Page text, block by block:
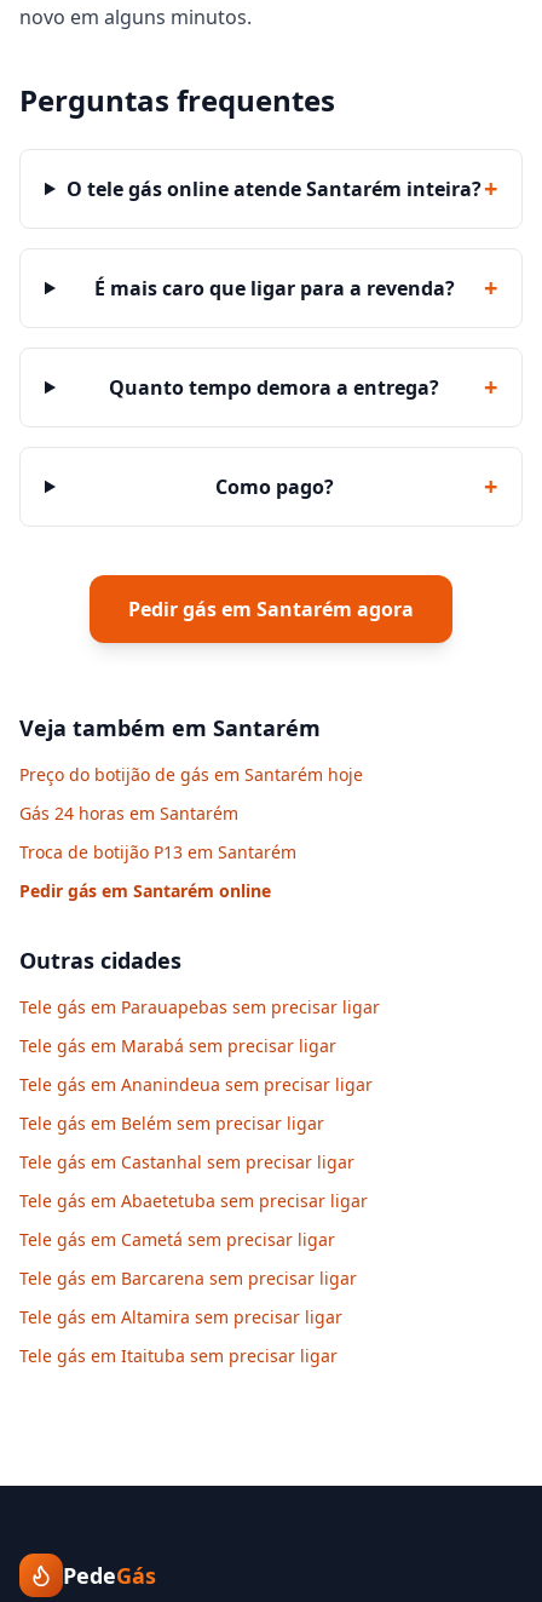
novo em alguns minutos.
Perguntas frequentes
O tele gás online atende Santarém inteira?+
É mais caro que ligar para a revenda? +
Quanto tempo demora a entrega? +
Como pago? +
Pedir gás em Santarém agora
Veja também em Santarém
Preço do botijão de gás em Santarém hoje
Gás 24 horas em Santarém
Troca de botijão P13 em Santarém
Pedir gás em Santarém online
Outras cidades
Tele gás em Parauapebas sem precisar ligar
Tele gás em Marabá sem precisar ligar
Tele gás em Ananindeua sem precisar ligar
Tele gás em Belém sem precisar ligar
Tele gás em Castanhal sem precisar ligar
Tele gás em Abaetetuba sem precisar ligar
Tele gás em Cametá sem precisar ligar
Tele gás em Barcarena sem precisar ligar
Tele gás em Altamira sem precisar ligar
Tele gás em Itaituba sem precisar ligar
PedeGás